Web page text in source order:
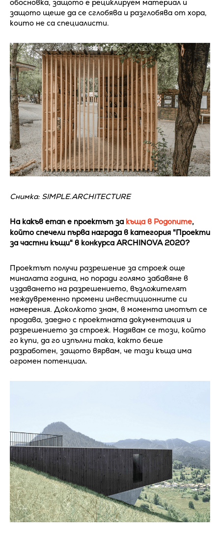
обосновка, защото е рециклируем материал и
защото щеше да се сглобява и разглобява от хора,
които не са специалисти.
Снимка: SIMPLE.ARCHITECTURE
На какъв етап е проектът за къща в Родопите,
който спечели първа награда в категория "Проекти
за частни къщи" в конкурса ARCHINOVA 2020?
Проектът получи разрешение за строеж още
миналата година, но поради голямо забавяне в
издаването на разрешението, възложителят
междувременно промени инвестиционните си
намерения. Доколкото знам, в момента имотът се
продава, заедно с проектната документация и
разрешението за строеж. Надявам се този, който
го купи, да го изпълни така, както беше
разработен, защото вярвам, че тази къща има
огромен потенциал.